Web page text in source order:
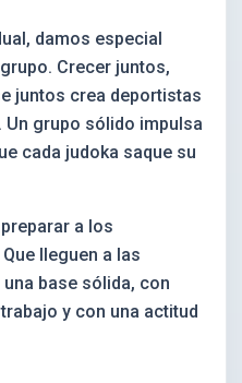
damos especial
Crecer juntos,
juntos crea deportistas
grupo sólido impulsa
cada judoka saque su
a los
lleguen a las
base sólida, con
y con una actitud